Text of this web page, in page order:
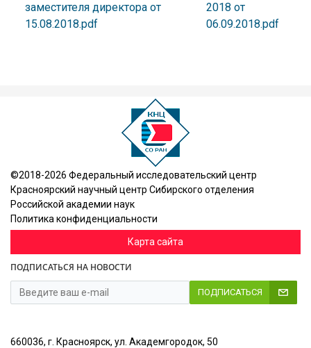
заместителя директора от
15.08.2018.pdf
2018 от
06.09.2018.pdf
©2018-2026 Федеральный исследовательский центр
Красноярский научный центр Сибирского отделения
Российской академии наук
Политика конфиденциальности
Карта сайта
ПОДПИСАТЬСЯ НА НОВОСТИ
ПОДПИСАТЬСЯ
660036, г. Красноярск, ул. Академгородок, 50